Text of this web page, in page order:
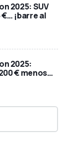
2025: SUV
¡barre al
2025:
€ menos…